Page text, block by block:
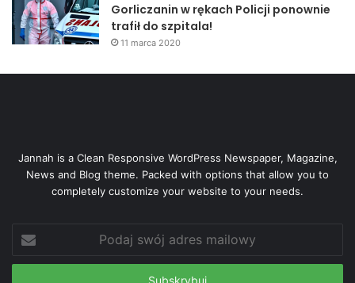
Gorliczanin w rękach Policji ponownie
trafił do szpitala!
11 marca 2020
Jannah is a Clean Responsive WordPress Newspaper, Magazine,
News and Blog theme. Packed with options that allow you to
completely customize your website to your needs.
Podaj
swój
adres